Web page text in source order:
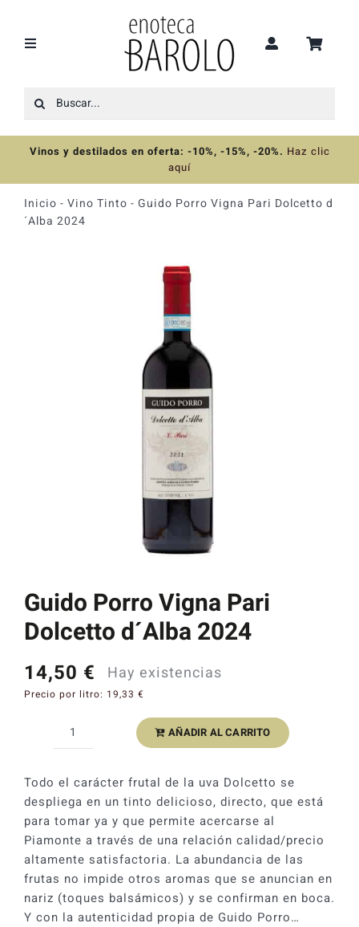
contenido
Toggle
Recomendaciones
Ofertas
Colecciones
Catas y Actividades
Buscar:
Vinos y destilados en oferta: -10%, -15%, -20%. Haz clic
aquí
Inicio - Vino Tinto - Guido Porro Vigna Pari Dolcetto d
´Alba 2024
Guido Porro Vigna Pari
Dolcetto d´Alba 2024
14,50 € Hay existencias
Precio por litro: 19,33 €
Guido
Vigna
Pari
Dolcetto
d
´Alba
2024
cantidad
AÑADIR AL CARRITO
Todo el carácter frutal de la uva Dolcetto se
despliega en un tinto delicioso, directo, que está
para tomar ya y que permite acercarse al
Piamonte a través de una relación calidad/precio
altamente satisfactoria. La abundancia de las
frutas no impide otros aromas que se anuncian en
nariz (toques balsámicos) y se confirman en boca.
Y con la autenticidad propia de Guido Porro…